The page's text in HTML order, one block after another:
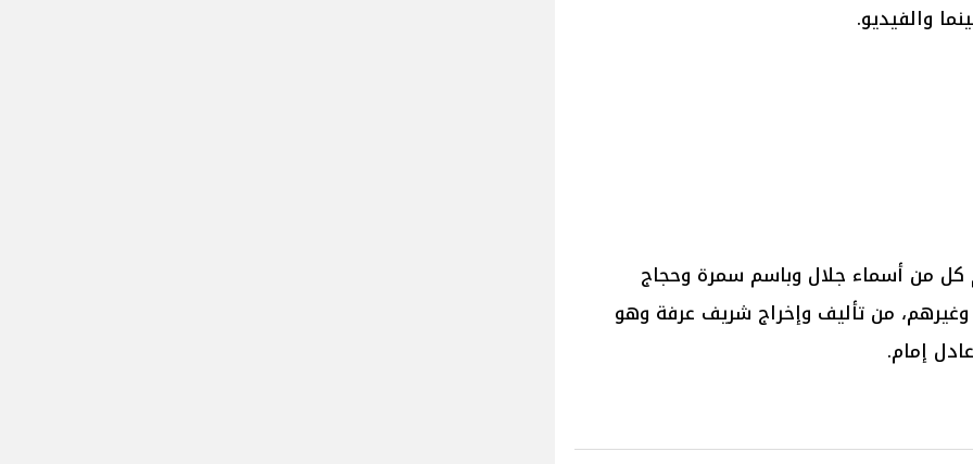
والفيديو.
من أسماء جلال وباسم سمرة وحجاج
من تأليف وإخراج شريف عرفة وهو
إمام.